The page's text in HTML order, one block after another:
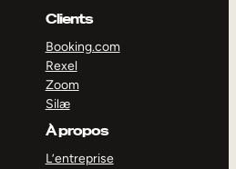
Clients
Booking.com
Rexel
Zoom
Silæ
À propos
L’entreprise